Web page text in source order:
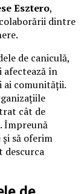
Esztero,
dintre
de caniculă,
afectează în
ai comunității.
cât de
Împreună
și să oferim
descurca